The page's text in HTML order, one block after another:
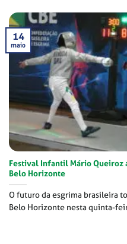
Festival Infantil Mário
Belo Horizonte
O futuro da esgrima brasileira
Belo Horizonte nesta quinta-
14
maio